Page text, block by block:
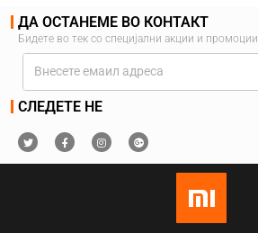
ДА ОСТАНЕМЕ ВО КОНТАКТ
Бидете во тек со специјални акции и промоции
СЛЕДЕТЕ НЕ